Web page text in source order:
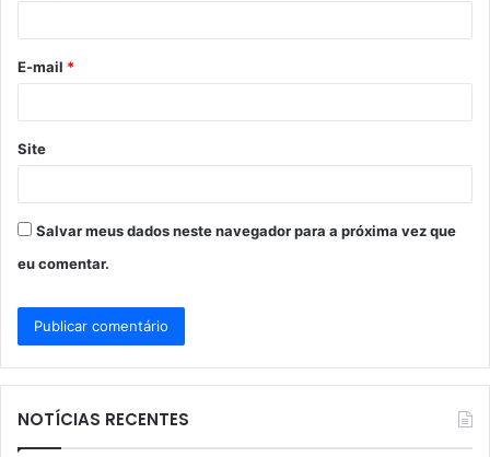
*
E-mail *
Site
Salvar meus dados neste navegador para a próxima vez que
eu comentar.
NOTÍCIAS RECENTES